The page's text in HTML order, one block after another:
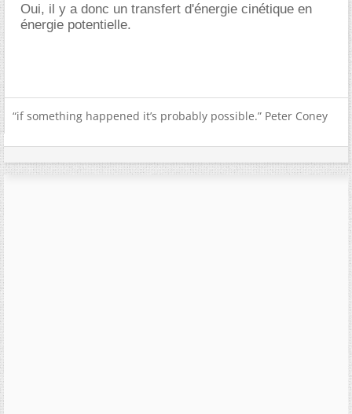
Oui, il y a donc un transfert d'énergie cinétique en
énergie potentielle.
“if something happened it’s probably possible.” Peter Coney